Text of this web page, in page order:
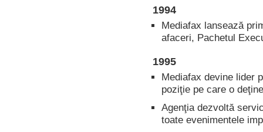
1994
Mediafax lansează
afaceri, Pachetul
1995
Mediafax devine lider
poziţie pe care o
Agenţia dezvoltă
toate evenimentele